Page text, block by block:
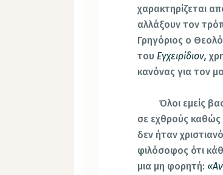
χαρακτηρίζεται
αλλάξουν τον
Γρηγόριος ο
του Εγχειρίδιον,
κανόνας για τον
Όλοι εμείς
σε εχθρούς καθώς
δεν ήταν
φιλόσοφος ότι
μια μη φορητή: